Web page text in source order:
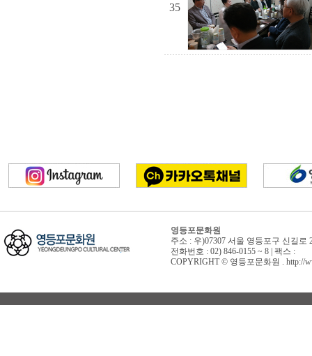
35
영등포문화원
주소 : 우)07307 서울 영등포구 신길
전화번호 : 02) 846-0155 ~ 8 | 팩스 :
COPYRIGHT © 영등포문화원 . http://